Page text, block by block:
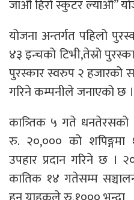
जाऔं हिरो स्कुटर ल्याऔं”
योजना अन्तर्गत पहिलो
४३ इन्चको टिभी,तेस्रो
पुरस्कार स्वरुप २ हजारको
गरिने कम्पनीले जनाएको छ ।
कात्र्तिक ५ गते
रु. २०,००० को शपिङ्गमा
उपहार प्रदान गरिने छ ।
कातिक १४ गतेसम्म